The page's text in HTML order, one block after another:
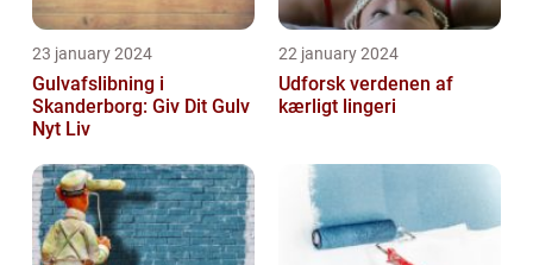
23 january 2024
Gulvafslibning i
Skanderborg: Giv Dit Gulv
Nyt Liv
22 january 2024
Udforsk verdenen af
kærligt lingeri